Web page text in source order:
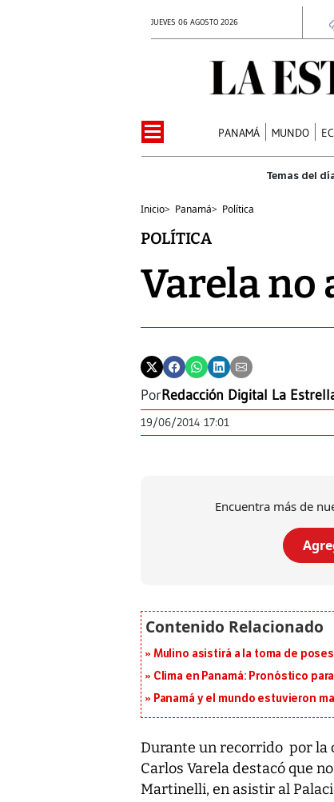
JUEVES 06 AGOSTO 2026
PANAMÁ MUNDO
Inicio> Panamá> Política
POLÍTICA
Varela
PorRedacción Digital La
19/06/2014 17:01
Encuentra más de
Mulino asistirá a la toma de
Clima en Panamá: Pronóstico
Panamá y el mundo estuvieron
Durante un recorrido por la
Carlos Varela destacó que
Martinelli, en asistir al